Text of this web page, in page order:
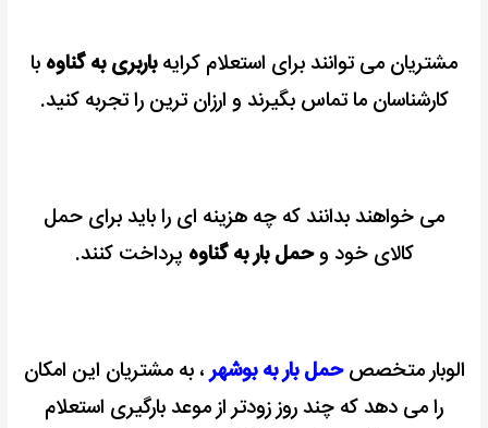
مشتریان می توانند برای استعلام کرایهباربری به گناوه با
کارشناسان ما تماس بگیرند و ارزان ترین را تجربه کنید.
می خواهند بدانند که چه هزینه ای را باید برای حمل
کالای خود وحمل بار به گناوه پرداخت کنند.
الوبار متخصصحمل بار به بوشهر، به مشتریان این امکان
را می دهد که چند روز زودتر از موعد بارگیری استعلام